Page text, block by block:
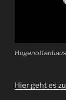
Hier geht es